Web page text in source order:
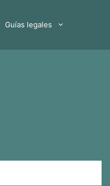
Guías legales